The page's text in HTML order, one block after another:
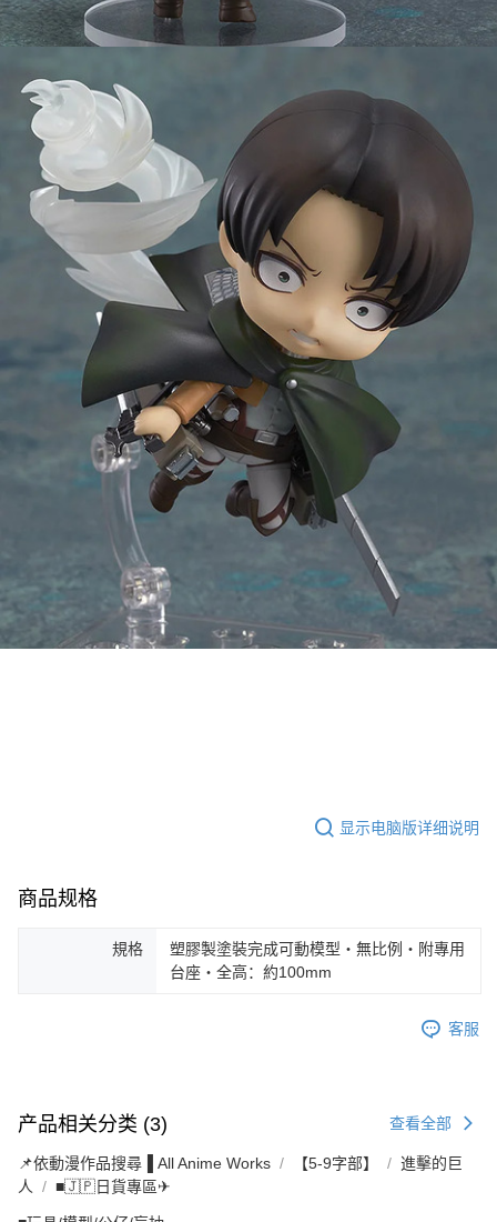
显示电脑版详细说明
商品规格
規格
塑膠製塗裝完成可動模型・無比例・附專用
台座・全高：約100mm
客服
产品相关分类 (3) 查看全部
📌依動漫作品搜尋▐ All Anime Works 【5-9字部】
進擊的巨
人
■🇯🇵日貨專區✈